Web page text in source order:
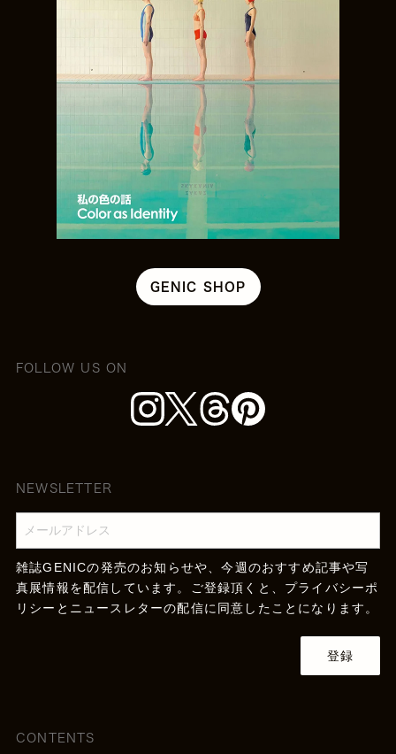
GENIC SHOP
FOLLOW US ON
NEWSLETTER
雑誌GENICの発売のお知らせや、今週のおすすめ記事や写
真展情報を配信しています。ご登録頂くと、 プライバシーポ
リシー とニュースレターの配信に同意したことになります。
登録
CONTENTS